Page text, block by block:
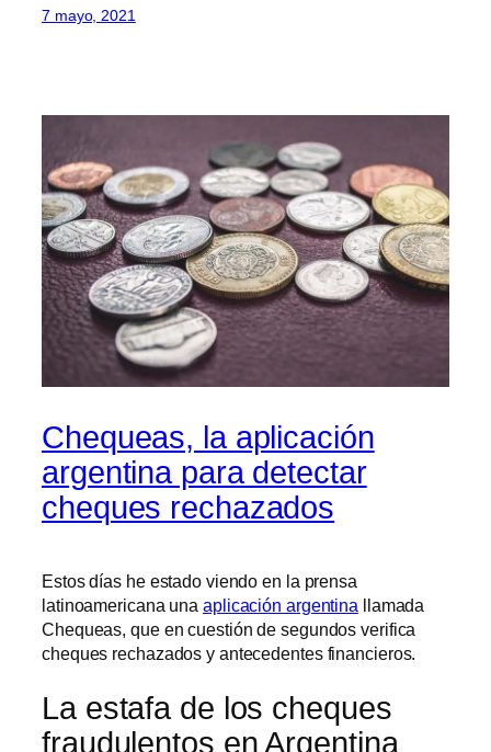
7 mayo, 2021
Chequeas, la aplicación
argentina para detectar
cheques rechazados
Estos días he estado viendo en la prensa
latinoamericana una aplicación argentina llamada
Chequeas, que en cuestión de segundos verifica
cheques rechazados y antecedentes financieros.
La estafa de los cheques
fraudulentos en Argentina